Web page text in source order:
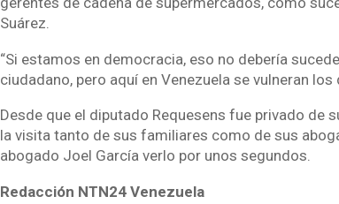
Suárez.
“Si estamos en democracia, eso no debería
ciudadano, pero aquí en Venezuela se vulneran
Desde que el diputado Requesens fue privado de
la visita tanto de sus familiares como de sus
abogado Joel García verlo por unos segundos.
Redacción NTN24 Venezuela